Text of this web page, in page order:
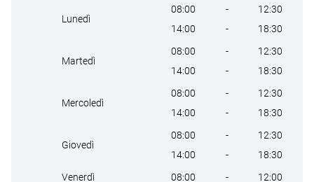
Lunedì
08:00 -
12:30
14:00
- 18:30
Martedì
08:00 -
12:30
14:00
- 18:30
Mercoledì
08:00 -
12:30
14:00
- 18:30
Giovedì
08:00 -
12:30
14:00
- 18:30
Venerdì 08:00 - 12:00